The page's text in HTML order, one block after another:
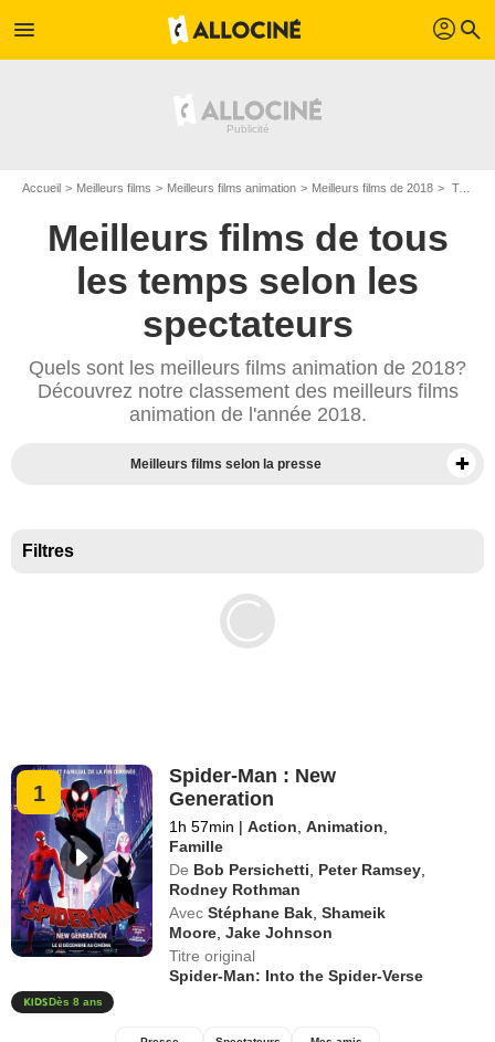
menu profil search
Accueil Meilleurs films Meilleurs films animation Meilleurs films de 2018 Top films animation de 2018
Meilleurs films de tous
les temps selon les
spectateurs
Quels sont les meilleurs films animation de 2018?
Découvrez notre classement des meilleurs films
animation de l'année 2018.
Meilleurs films selon la presse
Filtres
1
Spider-Man : New
Generation
1h 57min | Action ,Animation
Famille
De Bob Persichetti Peter Ramsey
Rodney Rothman
Avec Stéphane Bak ,Shameik
Moore ,Jake Johnson
Titre original
Spider-Man: Into the Spider-Verse
Dès 8 ans